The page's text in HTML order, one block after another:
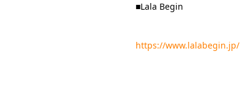
■Lala Begin
https://www.lalabegin.jp/